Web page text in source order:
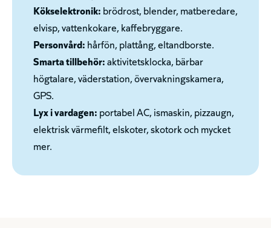
Kökselektronik: brödrost, blender, matberedare,
elvisp, vattenkokare, kaffebryggare.
Personvård: hårfön, plattång, eltandborste.
Smarta tillbehör:aktivitetsklocka, bärbar
högtalare, väderstation, övervakningskamera,
GPS.
Lyx i vardagen: portabel AC, ismaskin, pizzaugn,
elektrisk värmefilt, elskoter, skotork och mycket
mer.